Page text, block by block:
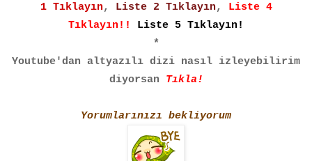
1 Tıklayın, Liste 2 Tıklayın,
Liste 4
Tıklayın!!
Liste 5 Tıklayın!
*
Youtube'dan altyazılı dizi nasıl izleyebilirim
diyorsan Tıkla!
Yorumlarınızı bekliyorum